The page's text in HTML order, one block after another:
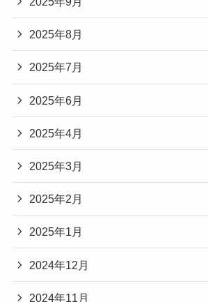
2025年8月
2025年7月
2025年6月
2025年4月
2025年3月
2025年2月
2025年1月
2024年12月
2024年11月